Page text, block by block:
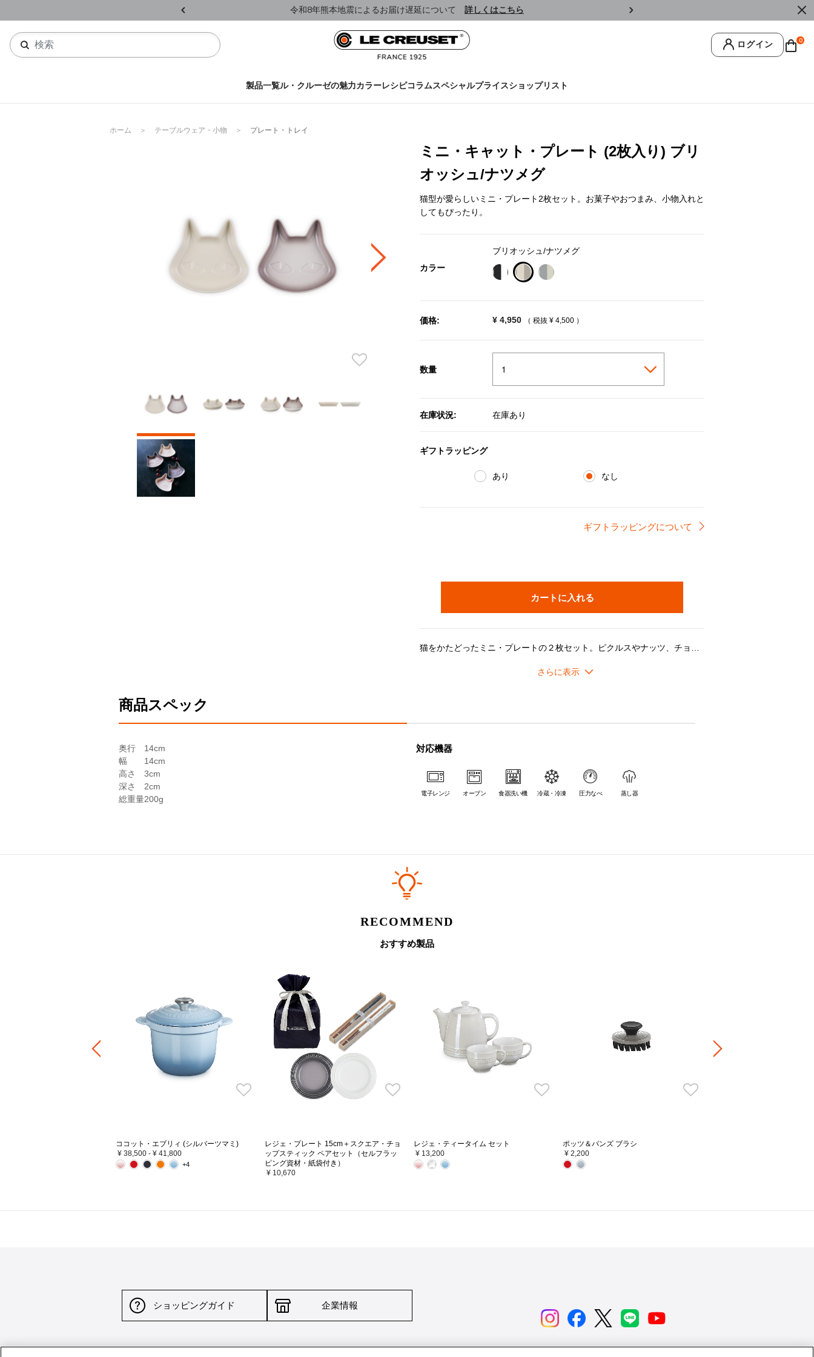
令和8年熊本地震によるお届け遅延について 詳しくはこちら ￥
ログイン 0
製品一覧ル・クルーゼの魅力カラーレシピコラムスペシャルプライスショップリスト
ホーム テーブルウェア・小物 プレート・トレイ
ミニ・キャット・プレート (2枚入り) ブリ
オッシュ/ナツメグ
猫型が愛らしいミニ・プレート2枚セット。お菓子やおつまみ、小物入れと
してもぴったり。
カラー
ブリオッシュ/ナツメグ
価格: ¥ 4,950 （ 税抜 ¥ 4,500 ）
数量
在庫状況: 在庫あり
ギフトラッピング
あり なし
ギフトラッピングについて
カートに入れる
ル・クルーゼのストーンウェアは耐熱耐冷に優れ、冷蔵・冷凍を始め、電子レンジ・オーブンを活用した幅広い料理シーンに対応し、デザインやカラーに加え機能性や耐久性が魅力です。
商品スペック
奥行
14cm
幅
14cm
高さ
3cm
深さ
2cm
総重量200g
対応機器
電子レンジ オーブン 食器洗い機 冷蔵・冷凍 圧力なべ 蒸し器
RECOMMEND
おすすめ製品
ココット・エブリィ (シルバーツマミ)
¥ 38,500 - ¥ 41,800
+4
レジェ・プレート 15cm＋スクエア・チョ
ップスティック ペアセット（セルフラッ
ピング資材・紙袋付き）
¥ 10,670
レジェ・ティータイム セット
¥ 13,200
ポッツ＆パンズ ブラシ
¥ 2,200
ショッピングガイド 企業情報